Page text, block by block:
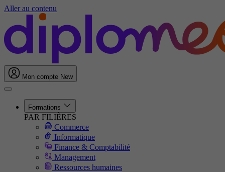
Aller au contenu
Mon compte New
Formations
PAR FILIÈRES
Commerce
Informatique
Finance & Comptabilité
Management
Ressources humaines